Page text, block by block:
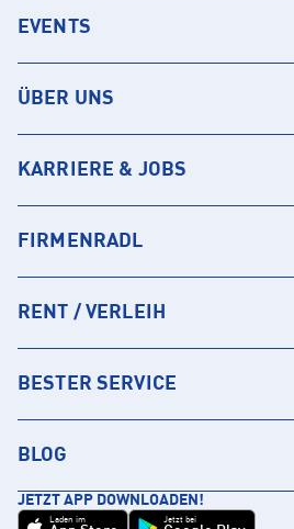
EVENTS
ÜBER UNS
KARRIERE & JOBS
FIRMENRADL
RENT / VERLEIH
BESTER SERVICE
BLOG
JETZT APP DOWNLOADEN!
Laden im Jetzt bei